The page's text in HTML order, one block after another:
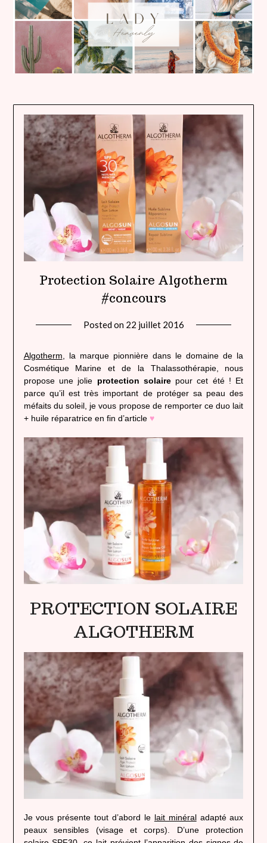
Protection Solaire Algotherm
#concours
Posted on 22 juillet 2016
heavenly
Algotherm , la marque pionnière dans le domaine de la
Cosmétique Marine et de la Thalassothérapie, nous
propose une jolie protection solairepour cet été ! Et
parce qu’il est très important de protéger sa peau des
méfaits du soleil, je vous propose de remporter ce duo lait
+ huile réparatrice en fin d’article ♥
PROTECTION SOLAIRE
ALGOTHERM
Je vous présente tout d’abord le lait minéraladapté aux
peaux sensibles (visage et corps). D’une protection